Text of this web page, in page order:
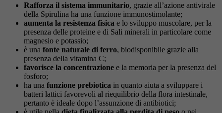
Rafforza il sistema immunitario, grazie all’azione antivirale
della Spirulina ha una funzione immunostimolante;
aumenta la resistenza fisica e lo sviluppo muscolare, per la
presenza delle proteine e di Sali minerali in particolare come
magnesio e potassio;
è una fonte naturale di ferro, biodisponibile grazie alla
presenza della vitamina C;
favorisce la concentrazione e la memoria per la presenza del
fosforo;
ha una funzione prebiotica in quanto aiuta a sviluppare i
batteri lattici favorevoli al riequilibrio della flora intestinale,
pertanto è ideale dopo l’assunzione di antibiotici;